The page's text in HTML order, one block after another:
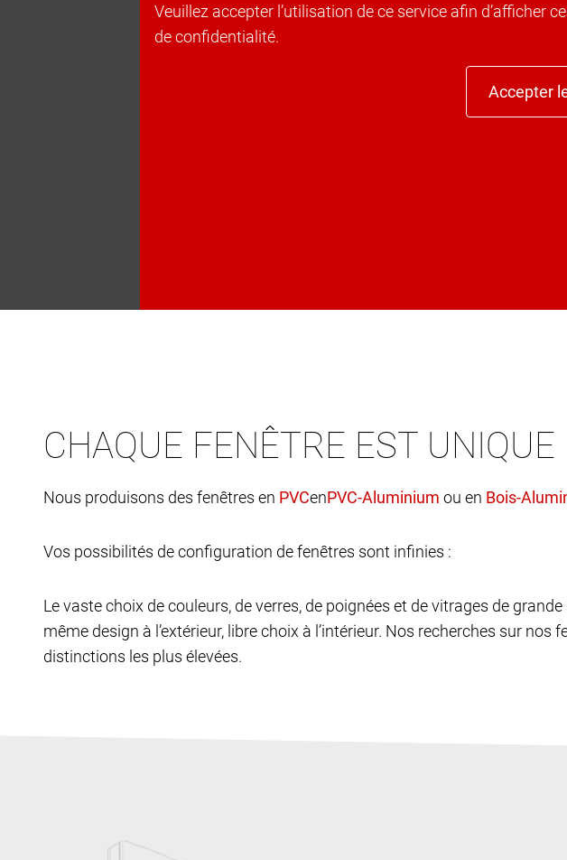
Veuillez accepter l’utilisation de ce service afin d’afficher
de confidentialité.
Accepter
CHAQUE FENÊTRE EST UNIQUE
Nous produisons des fenêtres en en ou en
Vos possibilités de configuration de fenêtres sont infinies :
Le vaste choix de couleurs, de verres, de poignées et de vitrages de
même design à l’extérieur, libre choix à l’intérieur. Nos recherches sur
distinctions les plus élevées.